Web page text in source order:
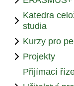
Katedra
studia
Kurzy pro
Projekty
Přijímací